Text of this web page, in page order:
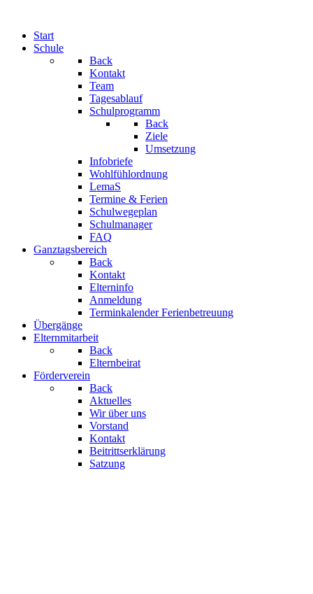
Start
Schule
Back
Kontakt
Team
Tagesablauf
Schulprogramm
Back
Ziele
Umsetzung
Infobriefe
Wohlfühlordnung
LemaS
Termine & Ferien
Schulwegeplan
Schulmanager
FAQ
Ganztagsbereich
Back
Kontakt
Elterninfo
Anmeldung
Terminkalender Ferienbetreuung
Übergänge
Elternmitarbeit
Back
Elternbeirat
Förderverein
Back
Aktuelles
Wir über uns
Vorstand
Kontakt
Beitrittserklärung
Satzung